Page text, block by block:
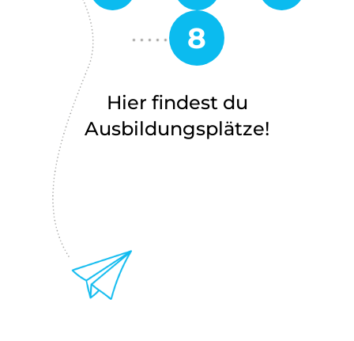
Hier findest du
Ausbildungsplätze!